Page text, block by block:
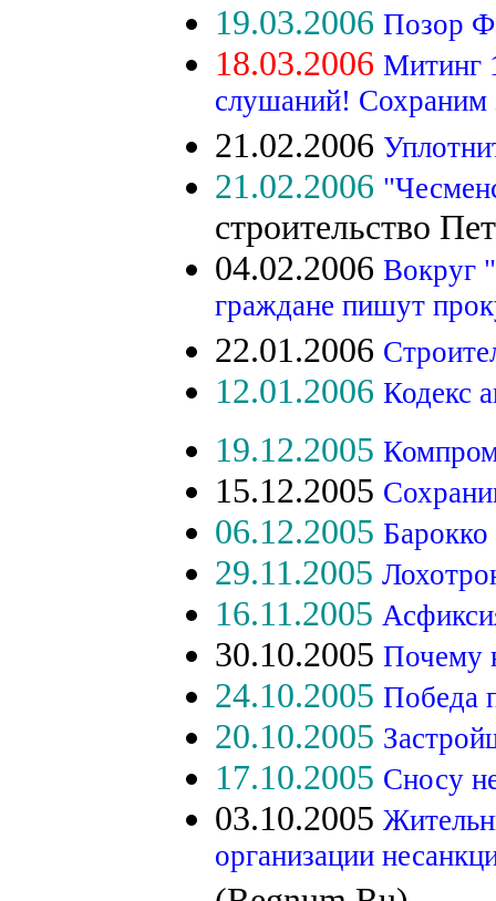
19.03.2006 Позор
18.03.2006 Митинг
слушаний! Сохраним
21.02.2006
21.02.2006
строительство
04.02.2006 Вокруг
граждане пишут
22.01.2006
12.01.2006 Кодекс
19.12.2005
15.12.2005
06.12.2005 Барокко
29.11.2005
16.11.2005
30.10.2005 Почему
24.10.2005 Победа
20.10.2005
17.10.2005 Сносу
03.10.2005
организации